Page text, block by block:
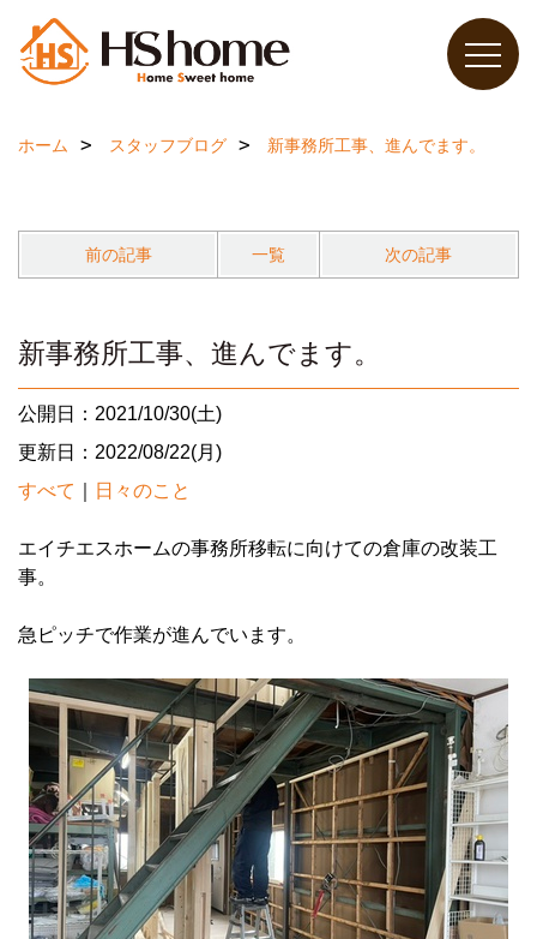
ホーム スタッフブログ 新事務所工事、進んでます。
前の記事 一覧 次の記事
新事務所工事、進んでます。
公開日：2021/10/30(土)
更新日：2022/08/22(月)
すべて
日々のこと
エイチエスホームの事務所移転に向けての倉庫の改装工
事。
急ピッチで作業が進んでいます。